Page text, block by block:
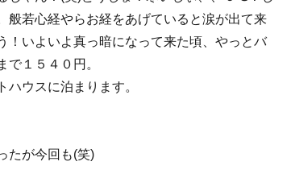
般若心経やらお経をあげていると涙が出て来
！いよいよ真っ暗になって来た頃、やっとバ
で１５４０円。
ハウスに泊まります。
たが今回も(笑)